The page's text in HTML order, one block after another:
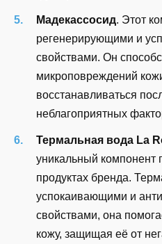
Мадекассосид. Этот
регенерирующими и
свойствами. Он
микроповреждений
восстанавливаться
неблагоприятных
Термальная вода La
уникальный компонент
продуктах бренда.
успокаивающими и
свойствами, она
кожу, защищая её от